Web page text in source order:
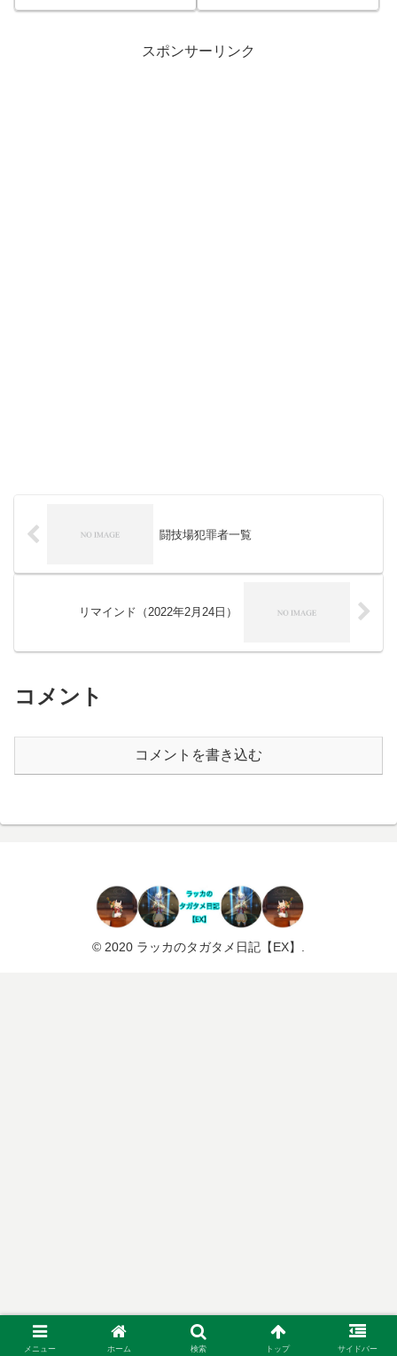
スポンサーリンク
闘技場犯罪者一覧
リマインド（2022年2月24日）
コメント
コメントを書き込む
© 2020 ラッカのタガタメ日記【EX】.
メニュー ホーム 検索 トップ サイドバー